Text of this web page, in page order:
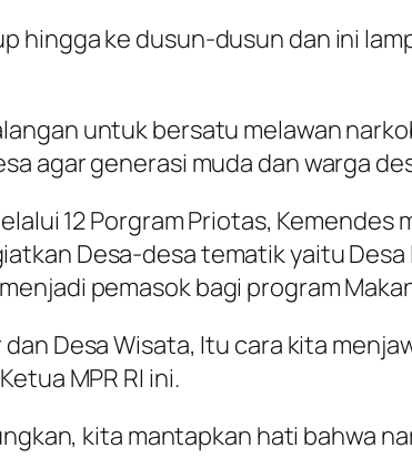
hingga ke dusun-dusun dan ini
untuk bersatu melawan
agar generasi muda dan warga
12 Porgram Priotas,
Desa-desa tematik yaitu
pemasok bagi program
dan Desa Wisata, Itu cara kita
MPR RI ini.
kita mantapkan hati bahwa